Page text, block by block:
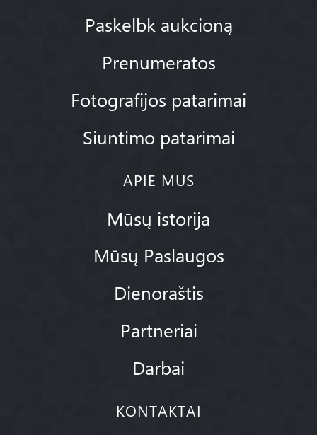
Paskelbk aukcioną
Prenumeratos
Fotografijos patarimai
Siuntimo patarimai
APIE MUS
Mūsų istorija
Mūsų Paslaugos
Dienoraštis
Partneriai
Darbai
KONTAKTAI